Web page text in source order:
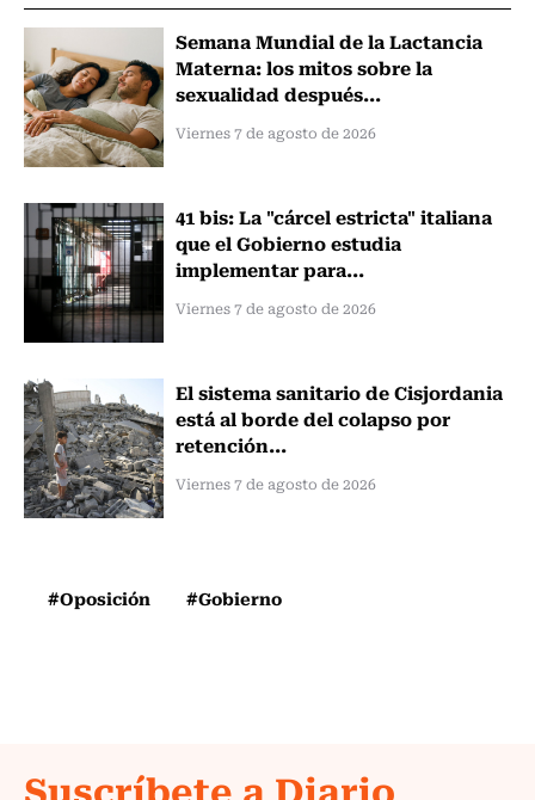
Semana Mundial de la Lactancia
Materna: los mitos sobre la
sexualidad después...
Viernes 7 de agosto de 2026
41 bis: La "cárcel estricta" italiana
que el Gobierno estudia
implementar para...
Viernes 7 de agosto de 2026
El sistema sanitario de Cisjordania
está al borde del colapso por
retención...
Viernes 7 de agosto de 2026
#Oposición #Gobierno